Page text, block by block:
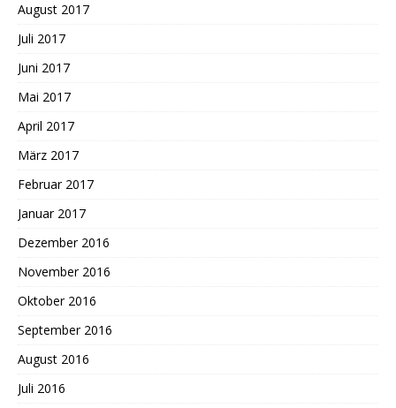
August 2017
Juli 2017
Juni 2017
Mai 2017
April 2017
März 2017
Februar 2017
Januar 2017
Dezember 2016
November 2016
Oktober 2016
September 2016
August 2016
Juli 2016